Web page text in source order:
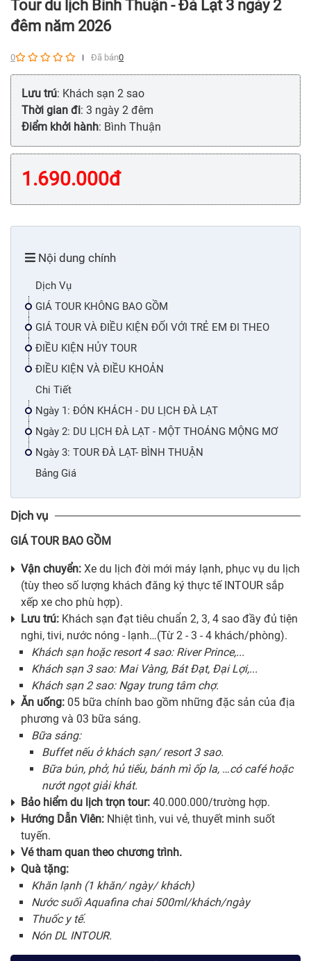
Tour du lịch Bình Thuận - Đà Lạt 3 ngày 2
đêm năm 2026
0 Đã bán0
Lưu trú: Khách sạn 2 sao
Thời gian đi: 3 ngày 2 đêm
Điểm khởi hành: Bình Thuận
1.690.000đ
Nội dung chính
Dịch Vụ
GIÁ TOUR KHÔNG BAO GỒM
GIÁ TOUR VÀ ĐIỀU KIỆN ĐỐI VỚI TRẺ EM ĐI THEO
ĐIỀU KIỆN HỦY TOUR
ĐIỀU KIỆN VÀ ĐIỀU KHOẢN
Chi Tiết
Ngày 1: ĐÓN KHÁCH - DU LỊCH ĐÀ LẠT
Ngày 2: DU LỊCH ĐÀ LẠT - MỘT THOÁNG MỘNG MƠ
Ngày 3: TOUR ĐÀ LẠT- BÌNH THUẬN
Bảng Giá
Dịch vụ
GIÁ TOUR BAO GỒM
Vận chuyển: Xe du lịch đời mới máy lạnh, phục vụ du lịch
(tùy theo số lượng khách đăng ký thực tế INTOUR sắp
xếp xe cho phù hợp).
Lưu trú: Khách sạn đạt tiêu chuẩn 2, 3, 4 sao đầy đủ tiện
nghi, tivi, nước nóng - lạnh…(Từ 2 - 3 - 4 khách/phòng).
Khách sạn hoặc resort 4 sao: River Prince,...
Khách sạn 3 sao: Mai Vàng, Bát Đạt, Đại Lợi,...
Khách sạn 2 sao: Ngay trung tâm chợ.
Ăn uống: 05 bữa chính bao gồm những đặc sản của địa
phương và 03 bữa sáng.
Bữa sáng:
Buffet nếu ở khách sạn/ resort 3 sao.
Bữa bún, phở, hủ tiếu, bánh mì ốp la, …có café hoặc
nướt ngọt giải khát.
Bảo hiểm du lịch trọn tour: 40.000.000/trường hợp.
Hướng Dẫn Viên: Nhiệt tình, vui vẻ, thuyết minh suốt
tuyến.
Vé tham quan theo chương trình.
Quà tặng:
Khăn lạnh (1 khăn/ ngày/ khách)
Nước suối Aquafina chai 500ml/khách/ngày
Thuốc y tế.
Nón DL INTOUR.